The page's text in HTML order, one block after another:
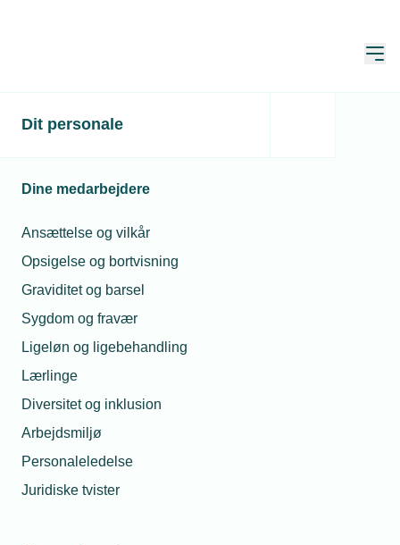
Dit personale
Dine medarbejdere
Ansættelse og vilkår
Opsigelse og bortvisning
Graviditet og barsel
Sygdom og fravær
Ligeløn og ligebehandling
Lærlinge
Diversitet og inklusion
Arbejdsmiljø
Personaleledelse
Juridiske tvister
Du skal være logget ind
Denne side er kun for medlemmer, og du skal derfor
E-mail*
Husk mine oplysninger
Log ind